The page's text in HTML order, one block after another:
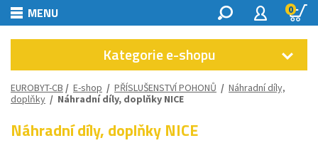
MENU 0
Kategorie e-shopu
EUROBYT-CB / E-shop / PŘÍSLUŠENSTVÍ POHONŮ / Náhradní díly,
doplňky / Náhradní díly, doplňky NICE
Náhradní díly, doplňky NICE